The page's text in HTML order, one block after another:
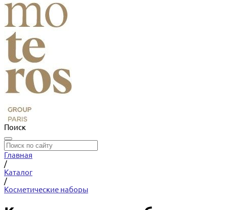
Поиск
Главная
/
Каталог
/
Косметические наборы